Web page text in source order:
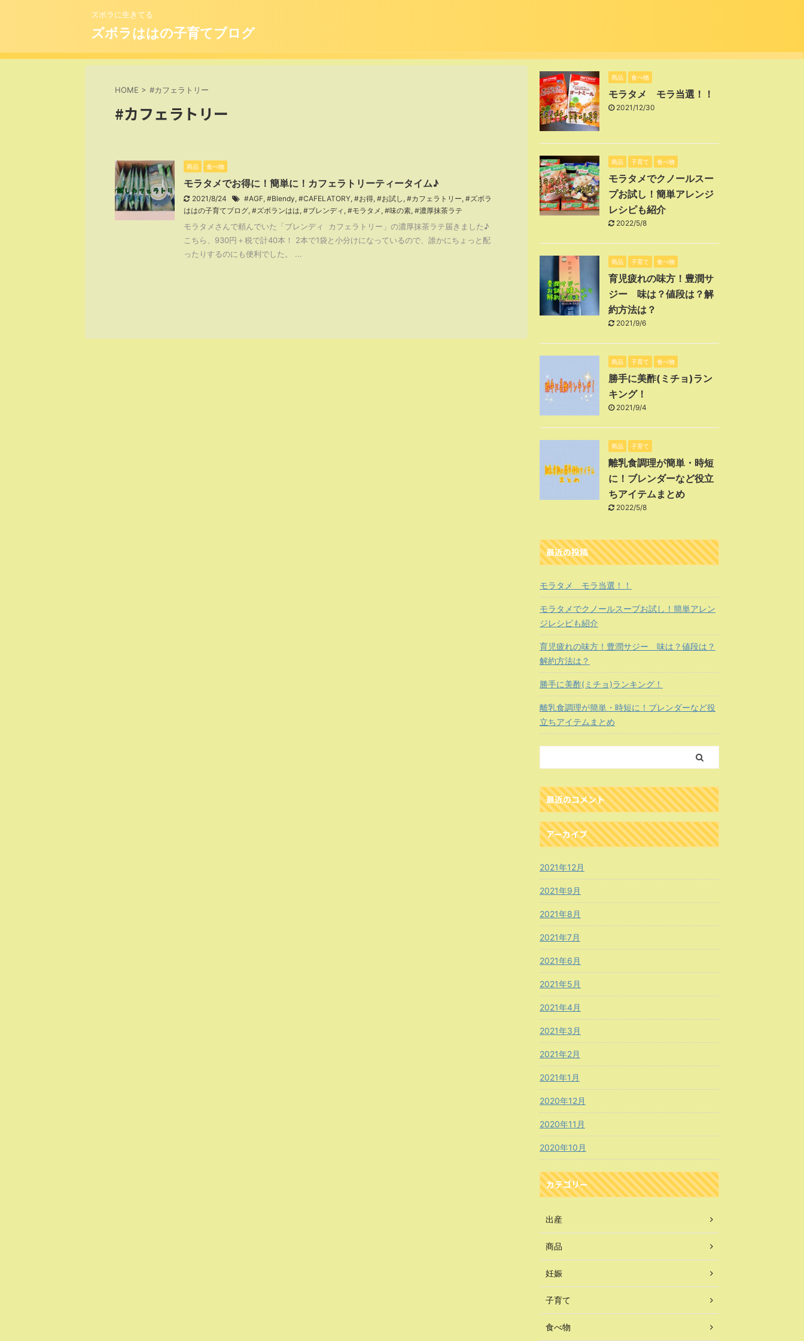
ズボラに生きてる
ズボラははの子育てブログ
HOME > #カフェラトリー
#カフェラトリー
商品 食べ物
モラタメでお得に！簡単に！カフェラトリーティータイム♪
2021/8/24 #AGF, #Blendy, #CAFELATORY, #お得, #お試し , #カフェラトリー, #ズボラ
ははの子育てブログ, #ズボランはは, #ブレンディ , #モラタメ , #味の素, #濃厚抹茶ラテ
モラタメさんで頼んでいた「ブレンディ カフェラトリー」の濃厚抹茶ラテ届きました♪
こちら、930円＋税で計40本！ 2本で1袋と小分けになっているので、誰かにちょっと配
ったりするのにも便利でした。 ...
商品 食べ物
モラタメ モラ当選！！
2021/12/30
商品 子育て 食べ物
モラタメでクノールスー
プお試し！簡単アレンジ
レシピも紹介
2022/5/8
商品 子育て 食べ物
育児疲れの味方！豊潤サ
ジー 味は？値段は？解
約方法は？
2021/9/6
商品 子育て 食べ物
勝手に美酢(ミチョ)ラン
キング！
2021/9/4
商品 子育て
離乳食調理が簡単・時短
に！ブレンダーなど役立
ちアイテムまとめ
2022/5/8
最近の投稿
モラタメ モラ当選！！
モラタメでクノールスープお試し！簡単アレン
ジレシピも紹介
育児疲れの味方！豊潤サジー 味は？値段は？
解約方法は？
勝手に美酢(ミチョ)ランキング！
離乳食調理が簡単・時短に！ブレンダーなど役
立ちアイテムまとめ
最近のコメント
アーカイブ
2021年12月
2021年9月
2021年8月
2021年7月
2021年6月
2021年5月
2021年4月
2021年3月
2021年2月
2021年1月
2020年12月
2020年11月
2020年10月
カテゴリー
出産
商品
妊娠
子育て
食べ物